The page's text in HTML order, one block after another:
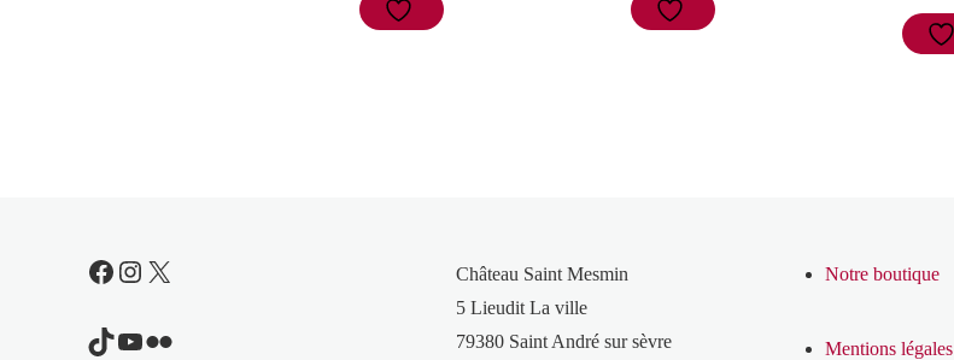
Facebook
Instagram
X
TikTok
YouTube
Flickr
Château Saint Mesmin
5 Lieudit La ville
79380 Saint André sur sèvre
Notre boutique
Mentions légales